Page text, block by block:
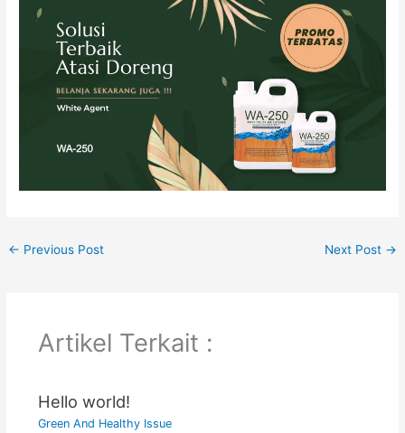
← Previous Post Next Post →
Artikel Terkait :
Hello world!
Green And Healthy Issue